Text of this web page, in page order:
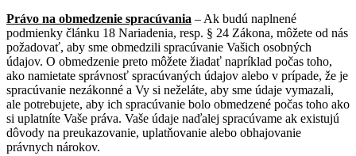
Právo na obmedzenie spracúvania – Ak budú naplnené
podmienky článku 18 Nariadenia, resp. § 24 Zákona, môžete od nás
požadovať, aby sme obmedzili spracúvanie Vašich osobných
údajov. O obmedzenie preto môžete žiadať napríklad počas toho,
ako namietate správnosť spracúvaných údajov alebo v prípade, že je
spracúvanie nezákonné a Vy si neželáte, aby sme údaje vymazali,
ale potrebujete, aby ich spracúvanie bolo obmedzené počas toho ako
si uplatníte Vaše práva. Vaše údaje naďalej spracúvame ak existujú
dôvody na preukazovanie, uplatňovanie alebo obhajovanie
právnych nárokov.